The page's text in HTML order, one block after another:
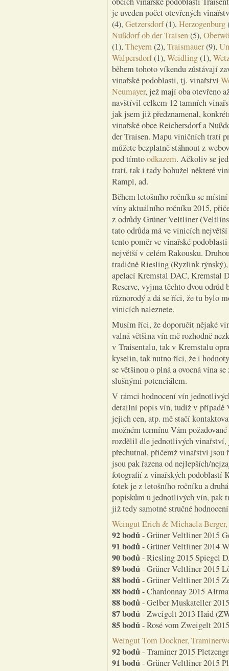
je uveden počet otevřených
(4), Getzersdorf(1), Herzogenburg
Nußdorf ob der Traisen(5),
(1), Theyern(2), Traismauer(9),
Walpersdorf(1), Weidling(1),
během tohoto víkendu zůstávají
vinařské podoblasti, tj. vinařství
Neumayer, jež mají oba otevřeno
navštívil celkem 12 tamních
jak jsem již předznamenal,
vinařské obce Reichersdorf a
der Traisen. Mapu viničních tratí
můžete bezplatně stáhnout z
pod tímtoodkazem. Ačkoliv se
tratí, tak i tady bohužel některé
Rampl, ad.
Během letošního ročníku se
víny aktuálního ročníku 2015,
z odrůdy Grüner Veltliner
tato odrůda má ve vinicích
tento poměr ve vinařské
největší v celém Rakousku.
tradičně Riesling (Ryzlink
apelací Kremstal DAC, Kremstal
Reserve, vyjma těchto dvou
různorodý a dá se říci, že tu bylo
vinicích naleznete.
Musím říci, že doporučit nějaké
valná většina vín mě rozhodně
v Traisentalu, tak v Kremstalu
kyselin, tak nutno říci, že i
se většinou o plná a ovocná vína
slušnými potenciálem.
V rámci hodnocení vín
detailní popis vín, tudíž v případě
jejich cen, atp. mě stačí
možném termínu Vám
rozdělil dle jednotlivých vinařství,
přechutnal, přičemž vinařství jsou
jsou pak řazena od nejlepších/
fotografií z vinařských podoblastí
fotek je z letošního ročníku a
popiskům u jednotlivých vín, pak
již tedy samotné stručné
Weingut Erich & Michaela
92 bodů- Grüner Veltliner 2015
91 bodů- Grüner Veltliner 2014
90 bodů- Riesling 2015 Spiegel
89 bodů- Grüner Veltliner 2015
88 bodů- Grüner Veltliner 2015
88 bodů- Chardonnay 2015
88 bodů- Gelber Muskateller
87 bodů- Zweigelt 2013 Haid
85 bodů- Rosé vom Zweigelt
Weingut Tom Dockner,
92 bodů- Traminer 2015
91 bodů- Grüner Veltliner 2015